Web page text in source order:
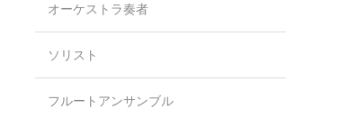
オーケストラ奏者
ソリスト
フルートアンサンブル